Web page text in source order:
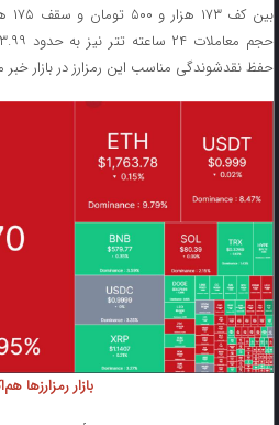
حفظ نقدشوندگی مناسب این رمزارز در بازار خبر
بازار رمزارزها